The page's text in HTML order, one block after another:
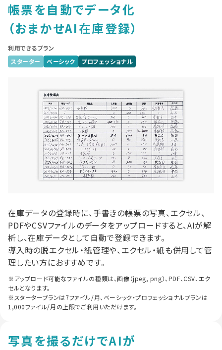
帳票を自動でデータ化
（おまかせAI在庫登録）
利用できるプラン
スターター
ベーシック プロフェッショナル
在庫データの登録時に、手書きの帳票の写真、エクセル、
PDFやCSVファイルのデータをアップロードすると、AIが解
析し、在庫データとして自動で登録できます。
導入時の脱エクセル・紙管理や、エクセル・紙も併用して管
理したい方におすすめです。
※アップロード可能なファイルの種類は、画像（jpeg, png）、PDF、CSV、エク
セルとなります。
※スタータープランは7ファイル/月、ベーシック・プロフェッショナルプランは
1,000ファイル/月の上限でご利用いただけます。
写真を撮るだけでAIが